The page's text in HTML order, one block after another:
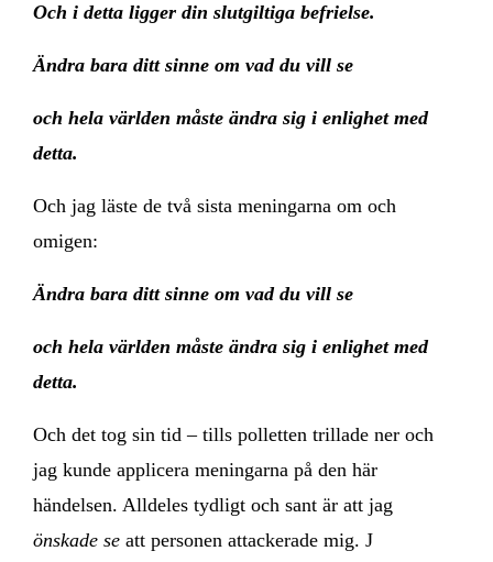
Och i detta ligger din slutgiltiga befrielse.
Ändra bara ditt sinne om vad du vill se
och hela världen måste ändra sig i enlighet med
detta.
Och jag läste de två sista meningarna om och
omigen:
Ändra bara ditt sinne om vad du vill se
och hela världen måste ändra sig i enlighet med
detta.
Och det tog sin tid – tills polletten trillade ner och
jag kunde applicera meningarna på den här
händelsen. Alldeles tydligt och sant är att jag
önskade se att personen attackerade mig. J